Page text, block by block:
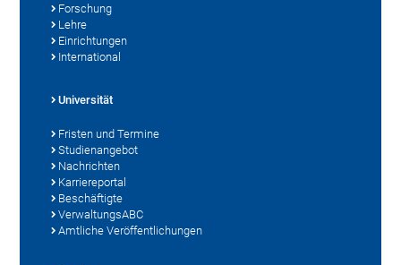
Forschung
Lehre
Einrichtungen
International
Universität
Fristen und Termine
Studienangebot
Nachrichten
Karriereportal
Beschäftigte
VerwaltungsABC
Amtliche Veröffentlichungen